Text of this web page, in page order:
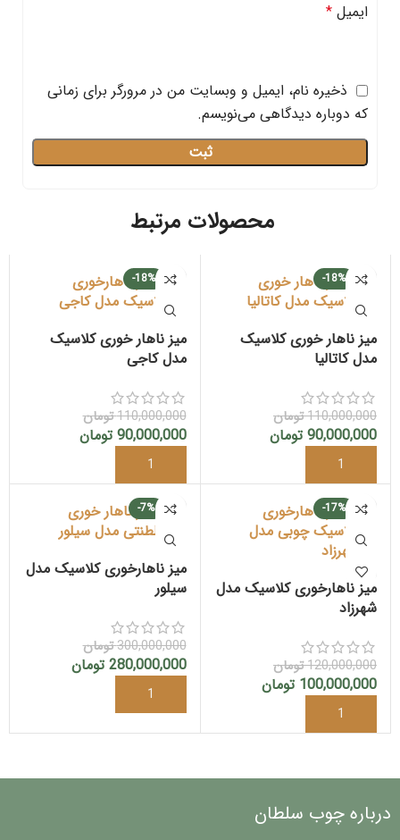
ایمیل *
ذخیره نام، ایمیل و وبسایت من در مرورگر برای زمانی
که دوباره دیدگاهی می‌نویسم.
محصولات مرتبط
-18%
میز ناهار خوری کلاسیک
مدل کاتالیا
110,000,000تومان
90,000,000 تومان
-18%
میز ناهار خوری کلاسیک
مدل کاجی
110,000,000تومان
90,000,000 تومان
-17%
میز ناهارخوری کلاسیک مدل
شهرزاد
120,000,000تومان
100,000,000 تومان
-7%
میز ناهارخوری کلاسیک مدل
سیلور
300,000,000تومان
280,000,000 تومان
درباره چوب سلطان